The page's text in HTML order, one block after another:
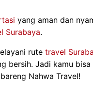
yang aman dan
Surabaya.
rute travel
bersih. Jadi kamu
Nahwa Travel!